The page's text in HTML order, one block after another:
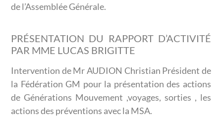
de l’Assemblée Générale.
PRÉSENTATION DU RAPPORT D’ACTIVITÉ
PAR MME LUCAS BRIGITTE
Intervention de Mr AUDION Christian Président de
la Fédération GM pour la présentation des actions
de Générations Mouvement ,voyages, sorties , les
actions des préventions avec la MSA.